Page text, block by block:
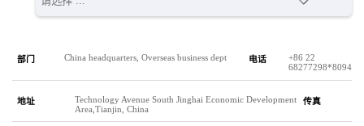
部门 China headquarters, Overseas business dept 电话
+86 22
68277298*8094
地址
Technology Avenue South Jinghai Economic Development
Area,Tianjin, China
传真